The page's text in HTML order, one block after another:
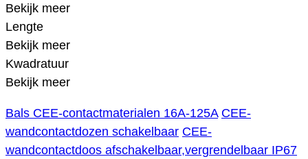
Bekijk meer
Lengte
Bekijk meer
Kwadratuur
Bekijk meer
Bals CEE-contactmaterialen 16A-125A CEE-
wandcontactdozen schakelbaar CEE-
wandcontactdoos afschakelbaar,vergrendelbaar IP67